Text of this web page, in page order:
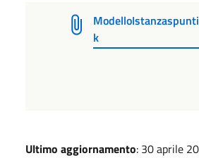
k
Ultimo aggiornamento: 30 aprile